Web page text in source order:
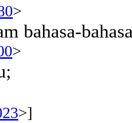
>
bahasa-
>
>]